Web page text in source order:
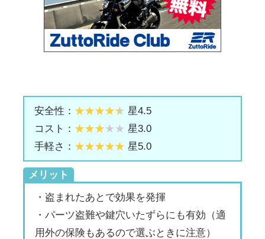
安全性：
星4.5
コスト：
星3.0
手軽さ：
星5.0
メリット
・盗まれたあとで効果を発揮
・パーツ盗難や鍵穴いたずらにも有効（適
用外の保険もあるので選ぶときに注意）